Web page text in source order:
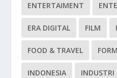
ENTERTAIMENT
ERA DIGITAL FILM
FOOD & TRAVEL
INDONESIA INDUSTRI